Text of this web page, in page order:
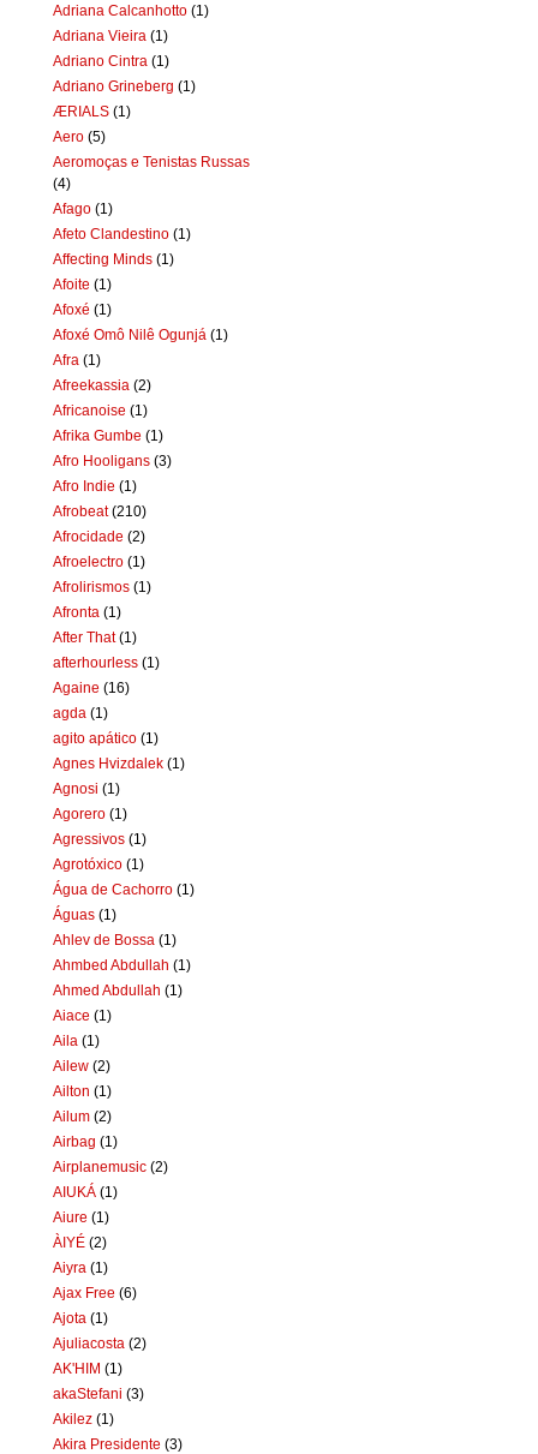
Adriana Calcanhotto (1)
Adriana Vieira (1)
Adriano Cintra (1)
Adriano Grineberg (1)
ÆRIALS (1)
Aero (5)
Aeromoças e Tenistas Russas
(4)
Afago (1)
Afeto Clandestino (1)
Affecting Minds (1)
Afoite (1)
Afoxé (1)
Afoxé Omô Nilê Ogunjá (1)
Afra (1)
Afreekassia (2)
Africanoise (1)
Afrika Gumbe (1)
Afro Hooligans (3)
Afro Indie (1)
Afrobeat (210)
Afrocidade (2)
Afroelectro (1)
Afrolirismos (1)
Afronta (1)
After That (1)
afterhourless (1)
Againe (16)
agda (1)
agito apático (1)
Agnes Hvizdalek (1)
Agnosi (1)
Agorero (1)
Agressivos (1)
Agrotóxico (1)
Água de Cachorro (1)
Águas (1)
Ahlev de Bossa (1)
Ahmbed Abdullah (1)
Ahmed Abdullah (1)
Aiace (1)
Aila (1)
Ailew (2)
Ailton (1)
Ailum (2)
Airbag (1)
Airplanemusic (2)
AIUKÁ (1)
Aiure (1)
ÀIYÉ (2)
Aiyra (1)
Ajax Free (6)
Ajota (1)
Ajuliacosta (2)
AK'HIM (1)
akaStefani (3)
Akilez (1)
Akira Presidente (3)